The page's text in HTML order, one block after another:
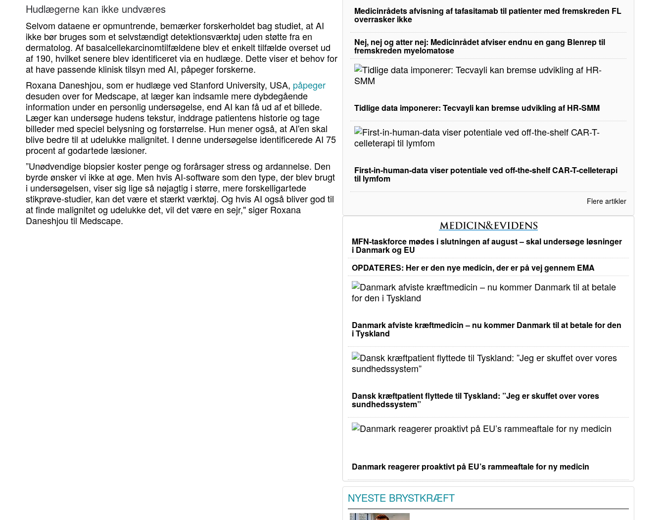
Hudlægerne kan ikke undværes
Selvom dataene er opmuntrende, bemærker forskerholdet bag studiet, at AI
ikke bør bruges som et selvstændigt detektionsværktøj uden støtte fra en
dermatolog. Af basalcellekarcinomtilfældene blev et enkelt tilfælde overset ud
af 190, hvilket senere blev identificeret via en hudlæge. Dette viser et behov for
at have passende klinisk tilsyn med AI, påpeger forskerne.
Roxana Daneshjou, som er hudlæge ved Stanford University, USA, påpeger
desuden over for Medscape, at læger kan indsamle mere dybdegående
information under en personlig undersøgelse, end AI kan få ud af et billede.
Læger kan undersøge hudens tekstur, inddrage patientens historie og tage
billeder med speciel belysning og forstørrelse. Hun mener også, at AI'en skal
blive bedre til at udelukke malignitet. I denne undersøgelse identificerede AI 75
procent af godartede læsioner.
”Unødvendige biopsier koster penge og forårsager stress og ardannelse. Den
byrde ønsker vi ikke at øge. Men hvis AI-software som den type, der blev brugt
i undersøgelsen, viser sig lige så nøjagtig i større, mere forskelligartede
stikprøve-studier, kan det være et stærkt værktøj. Og hvis AI også bliver god til
at finde malignitet og udelukke det, vil det være en sejr," siger Roxana
Daneshjou til Medscape.
Medicinrådets afvisning af tafasitamab til patienter med fremskreden FL
overrasker ikke
Nej, nej og atter nej: Medicinrådet afviser endnu en gang Blenrep til
fremskreden myelomatose
Tidlige data imponerer: Tecvayli kan bremse udvikling af HR-SMM
First-in-human-data viser potentiale ved off-the-shelf CAR-T-celleterapi
til lymfom
Flere artikler
MFN-taskforce mødes i slutningen af august – skal undersøge løsninger
i Danmark og EU
OPDATERES: Her er den nye medicin, der er på vej gennem EMA
Danmark afviste kræftmedicin – nu kommer Danmark til at betale for den
i Tyskland
Dansk kræftpatient flyttede til Tyskland: ”Jeg er skuffet over vores
sundhedssystem”
Danmark reagerer proaktivt på EU’s rammeaftale for ny medicin
NYESTE BRYSTKRÆFT